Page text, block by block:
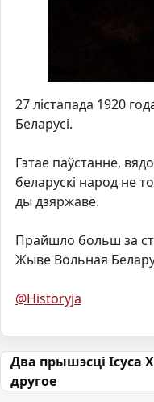
27 лістапада 1920
Беларусі.
Гэтае паўстанне,
беларускі народ не
ды дзяржаве.
Прайшло больш за
Жыве Вольная
@Historyja
Навігацыя па
Два прышэсці Ісуса
другое